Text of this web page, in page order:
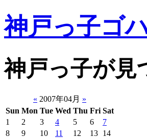
神戸っ子ゴ
神戸っ子が見
« 2007年04月 »
Sun Mon Tue Wed Thu Fri Sat
1
2 3 4 5 6
7
8
9 10 11 12 13 14